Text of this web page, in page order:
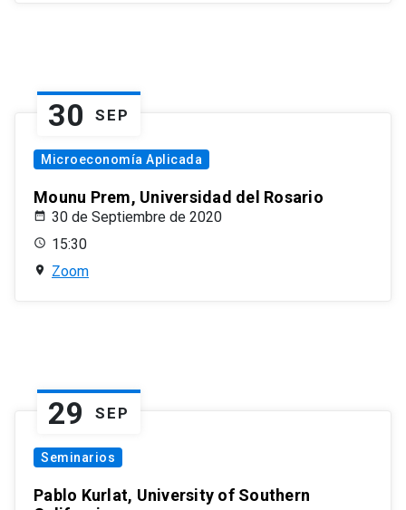
30 SEP
Microeconomía Aplicada
Mounu Prem, Universidad del Rosario
30 de Septiembre de 2020
15:30
Zoom
29 SEP
Seminarios
Pablo Kurlat, University of Southern